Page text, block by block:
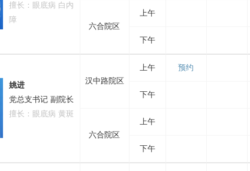
擅长：眼底病 白内
障
六合院区
上午
下午
姚进
党总支书记 副院长
擅长：眼底病 黄斑
汉中路院区
上午 预约
下午
六合院区
上午
下午